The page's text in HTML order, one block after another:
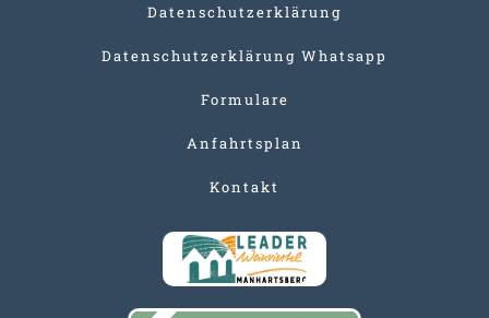
Datenschutzerklärung
Datenschutzerklärung Whatsapp
Formulare
Anfahrtsplan
Kontakt